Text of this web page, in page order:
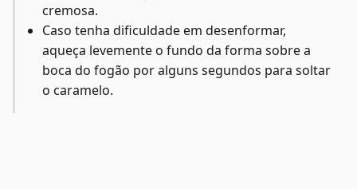
cremosa.
Caso tenha dificuldade em desenformar,
aqueça levemente o fundo da forma sobre a
boca do fogão por alguns segundos para soltar
o caramelo.